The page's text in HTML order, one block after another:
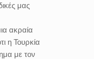
μας
ακραία
η Τουρκία
με τον